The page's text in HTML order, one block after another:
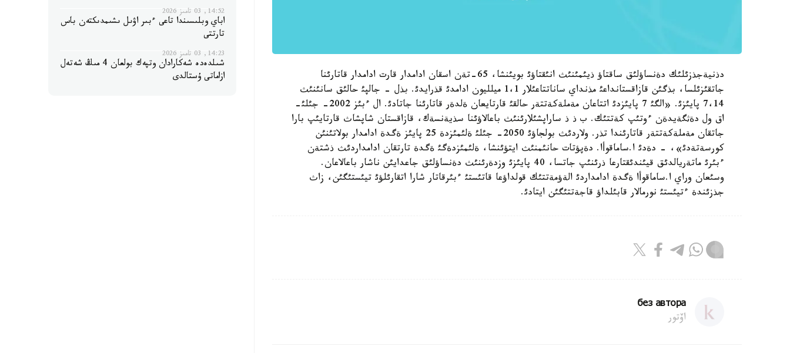
دذنيةجذزئلئك دةنساؤلئق ساقتاؤ ذيئمئنئث انئقتاؤئ بويئنشا، 65-تةن اسقان ادامدار قارت ادامدار قاتارئنا
جاتقئزئلسا، بذگئن قازاقستانداعئ مذنداي ساناتتاعئلار 1،1 ميلليون ادامدئ قذرايدئ. بذل - جالپئ حالئق سانئنئث
7،14 پايئزئ. «الگئ 7 پايئزدئ اتتاعان مةملةكةتتةر حالقئ قارتايعان ةلدةر قاتارئنا جاتادئ. ال ءبئز 2002- جئلئ-
اق ول دةثگةيدةن ءوتئپ كةتتئك. ب ذ ذ ساراپشئلارئنئث باعالاؤئنا سذيةنسةك، قازاقستان شاپشاث قارتايئپ بارا
جاتقان مةملةكةتتةر قاتارئندا تذر. ولاردئث بولجاؤئ 2050- جئلئ ةلئمئزدة 25 پايئز ةگدة ادامدار بولاتئنئن
كورسةتةدئ»، - دةدئ ا.ساماقوأا. دةپؤتات حانئمنئث ايتؤئنشا، ةلئمئزدةگئ ةگدة تارتقان ادامداردئث ذشتةن
ءبئرئ ماتةريالدئق قيئندئقتارعا ذرئنئپ جاتسا، 40 پايئزئ وزدةرئنئث دةنساؤلئق جاعدايئن ناشار باعالاعان.
وسئعان وراي ا.ساماقوأا ةگدة ادامداردئ الةؤمةتتئك قولداؤعا قاتئستئ ءبئرقاتار شارا اتقارئلؤئ تيئستئگئن، زاث
جذزئندة ءتيئستئ نورمالار قابئلداؤ قاجةتتئگئن ايتادئ.
без автора
اۆتور
14:52, 03 تامىز 2026
اباي وبلىسىندا تاعى ءبىر اۋىل ىشىمدىكتەن باس
تارتتى
14:23, 03 تامىز 2026
شىلدەدە شەكارادان وتپەك بولعان 4 مىڭ شەتەل
ازاماتى ۇستالدى